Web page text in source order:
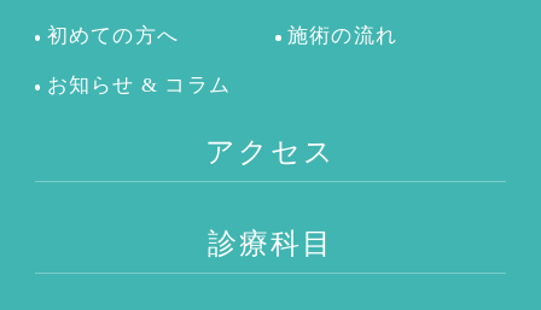
初めての方へ 施術の流れ
お知らせ & コラム
アクセス
診療科目